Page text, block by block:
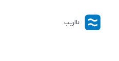
نااریب